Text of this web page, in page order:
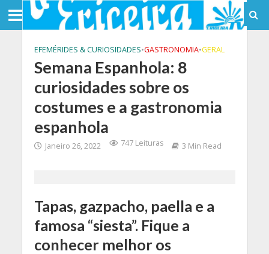
EFEMÉRIDES & CURIOSIDADES•GASTRONOMIA•GERAL
Semana Espanhola: 8
curiosidades sobre os
costumes e a gastronomia
espanhola
Janeiro 26, 2022 747 Leituras 3 Min Read
Tapas, gazpacho, paella e a
famosa “siesta”. Fique a
conhecer melhor os